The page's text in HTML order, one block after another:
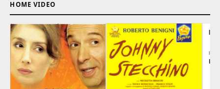
HOME VIDEO
IL